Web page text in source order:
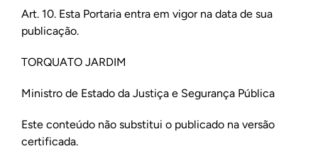
Art. 10. Esta Portaria entra em vigor na data de sua
publicação.
TORQUATO JARDIM
Ministro de Estado da Justiça e Segurança Pública
Este conteúdo não substitui o publicado na versão
certificada.